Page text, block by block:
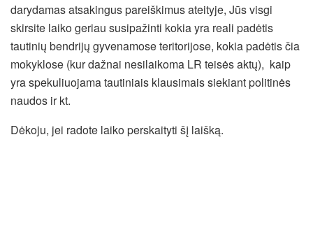
darydamas atsakingus pareiškimus ateityje, Jūs visgi
skirsite laiko geriau susipažinti kokia yra reali padėtis
tautinių bendrijų gyvenamose teritorijose, kokia padėtis čia
mokyklose (kur dažnai nesilaikoma LR teisės aktų), kaip
yra spekuliuojama tautiniais klausimais siekiant politinės
naudos ir kt.
Dėkoju, jei radote laiko perskaityti šį laišką.